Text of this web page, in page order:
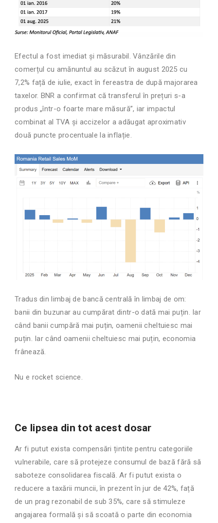
Efectul a fost imediat și măsurabil. Vânzările din
comerțul cu amănuntul au scăzut în august 2025 cu
7,2% față de iulie, exact în fereastra de după majorarea
taxelor. BNR a confirmat că transferul în prețuri s-a
produs „într-o foarte mare măsură”, iar impactul
combinat al TVA și accizelor a adăugat aproximativ
două puncte procentuale la inflație.
Tradus din limbaj de bancă centrală în limbaj de om:
banii din buzunar au cumpărat dintr-o dată mai puțin. Iar
când banii cumpără mai puțin, oamenii cheltuiesc mai
puțin. Iar când oamenii cheltuiesc mai puțin, economia
frânează.
Nu e rocket science.
Ce lipsea din tot acest dosar
Ar fi putut exista compensări țintite pentru categoriile
vulnerabile, care să protejeze consumul de bază fără să
saboteze consolidarea fiscală. Ar fi putut exista o
reducere a taxării muncii, în prezent în jur de 42%, față
de un prag rezonabil de sub 35%, care să stimuleze
angajarea formală și să scoată o parte din economia